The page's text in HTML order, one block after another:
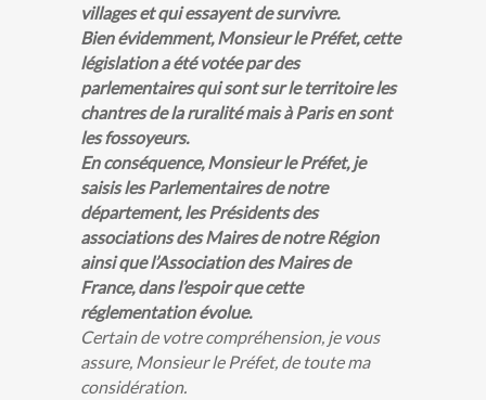
villages et qui essayent de survivre.
Bien évidemment, Monsieur le Préfet, cette
législation a été votée par des
parlementaires qui sont sur le territoire les
chantres de la ruralité mais à Paris en sont
les fossoyeurs.
En conséquence, Monsieur le Préfet, je
saisis les Parlementaires de notre
département, les Présidents des
associations des Maires de notre Région
ainsi que l’Association des Maires de
France, dans l’espoir que cette
réglementation évolue.
Certain de votre compréhension, je vous
assure, Monsieur le Préfet, de toute ma
considération.